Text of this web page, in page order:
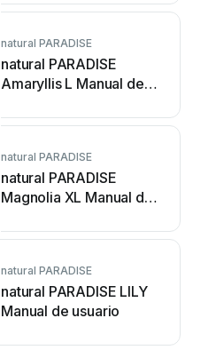
natural PARADISE
natural PARADISE
Amaryllis L Manual de
natural PARADISE
natural PARADISE
Magnolia XL Manual de
natural PARADISE
natural PARADISE LILY
Manual de usuario